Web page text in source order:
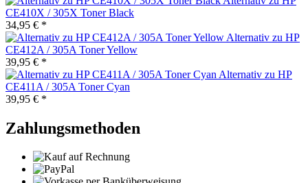
CE410X / 305X Toner Black
34,95 € *
Alternativ zu HP
CE412A / 305A Toner Yellow
39,95 € *
Alternativ zu HP
CE411A / 305A Toner Cyan
39,95 € *
Zahlungsmethoden